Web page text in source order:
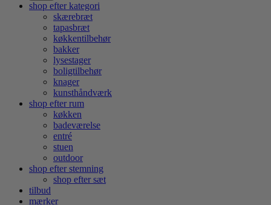
shop efter kategori
skærebræt
tapasbræt
køkkentilbehør
bakker
lysestager
boligtilbehør
knager
kunsthåndværk
shop efter rum
køkken
badeværelse
entré
stuen
outdoor
shop efter stemning
shop efter sæt
tilbud
mærker